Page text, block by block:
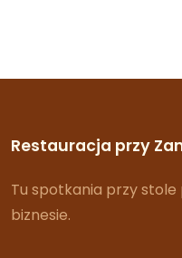
Restauracja przy
Tu spotkania przy
biznesie.